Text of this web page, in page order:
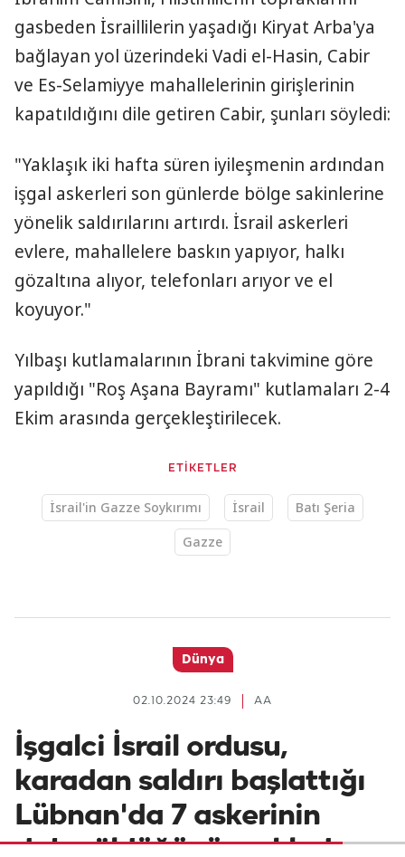
gasbeden İsraillilerin yaşadığı Kiryat Arba'ya
bağlayan yol üzerindeki Vadi el-Hasin, Cabir
ve Es-Selamiyye mahallelerinin girişlerinin
kapatıldığını dile getiren Cabir, şunları söyledi:
"Yaklaşık iki hafta süren iyileşmenin ardından
işgal askerleri son günlerde bölge sakinlerine
yönelik saldırılarını artırdı. İsrail askerleri
evlere, mahallelere baskın yapıyor, halkı
gözaltına alıyor, telefonları arıyor ve el
koyuyor."
Yılbaşı kutlamalarının İbrani takvimine göre
yapıldığı "Roş Aşana Bayramı" kutlamaları 2-4
Ekim arasında gerçekleştirilecek.
ETİKETLER
İsrail'in Gazze Soykırımı İsrail
Batı Şeria
Gazze
Dünya
AA
02.10.2024 23:49
İşgalci İsrail ordusu,
karadan saldırı başlattığı
Lübnan'da 7 askerinin
daha öldüğünü açıkladı